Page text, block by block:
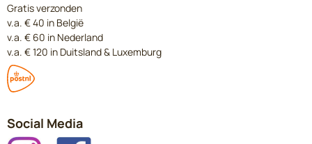
Gratis verzonden
v.a. € 40 in België
v.a. € 60 in Nederland
v.a. € 120 in Duitsland & Luxemburg
Social Media